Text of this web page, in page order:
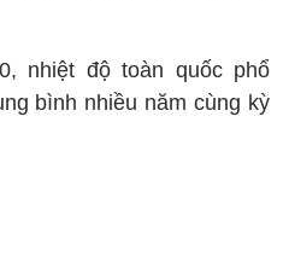
nhiệt độ toàn quốc phổ
bình nhiều năm cùng kỳ